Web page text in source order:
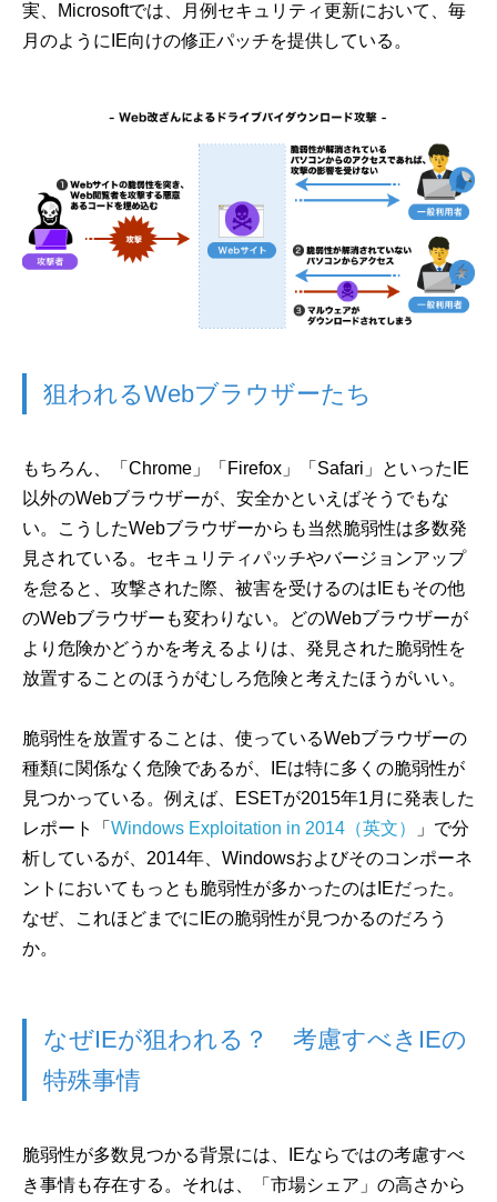
実、Microsoftでは、月例セキュリティ更新において、毎
月のようにIE向けの修正パッチを提供している。
狙われるWebブラウザーたち
もちろん、「Chrome」「Firefox」「Safari」といったIE
以外のWebブラウザーが、安全かといえばそうでもな
い。こうしたWebブラウザーからも当然脆弱性は多数発
見されている。セキュリティパッチやバージョンアップ
を怠ると、攻撃された際、被害を受けるのはIEもその他
のWebブラウザーも変わりない。どのWebブラウザーが
より危険かどうかを考えるよりは、発見された脆弱性を
放置することのほうがむしろ危険と考えたほうがいい。
脆弱性を放置することは、使っているWebブラウザーの
種類に関係なく危険であるが、IEは特に多くの脆弱性が
見つかっている。例えば、ESETが2015年1月に発表した
レポート「 Windows Exploitation in 2014（英文）
」で分
析しているが、2014年、Windowsおよびそのコンポーネ
ントにおいてもっとも脆弱性が多かったのはIEだった。
なぜ、これほどまでにIEの脆弱性が見つかるのだろう
か。
なぜIEが狙われる？ 考慮すべきIEの
特殊事情
脆弱性が多数見つかる背景には、IEならではの考慮すべ
き事情も存在する。それは、「市場シェア」の高さから